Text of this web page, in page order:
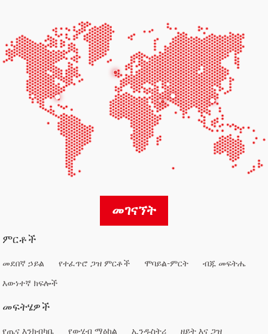
መገናኘት
ምርቶች
መደበኛ ኃይል የተፈጥሮ ጋዝ ምርቶች ሞባይል-ምርት
ብጁ መፍትሔ
እውነተኛ ክፍሎች
መፍትሄዎች
የጤና እንክብካቤ የውሂብ ማዕከል ኢንዱስትሪ ዘይት እና ጋዝ